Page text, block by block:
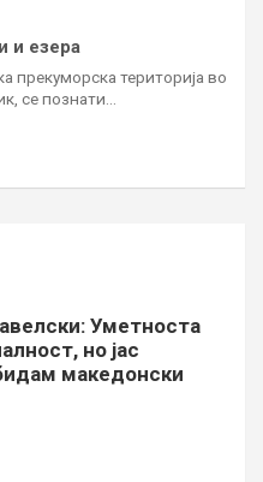
и езера
прекуморска територија во
се познати…
Уметноста
но јас
македонски